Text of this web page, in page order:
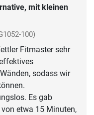
mit kleinen
100)
Fitmaster sehr
sodass wir
Es gab
etwa 15 Minuten,